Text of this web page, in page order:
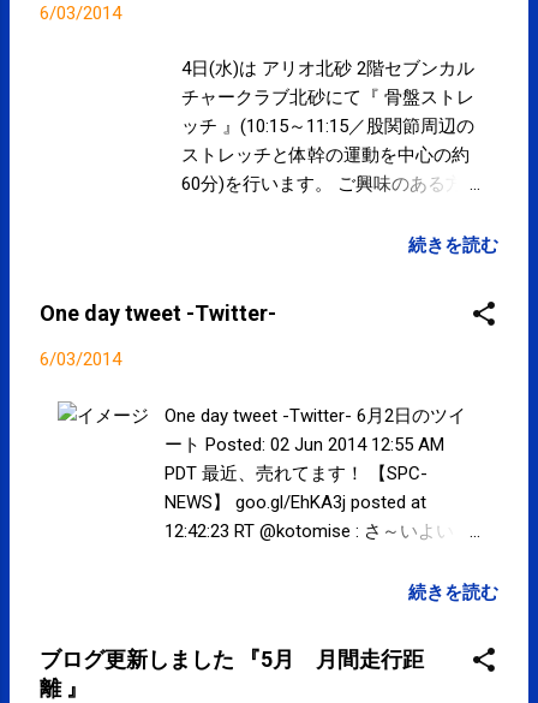
6/03/2014
4日(水)は アリオ北砂 2階セブンカル
チャークラブ北砂にて『 骨盤ストレ
ッチ 』(10:15～11:15／股関節周辺の
ストレッチと体幹の運動を中心の約
60分)を行います。 ご興味のある方
ホームページ にてご確認下さい。 な
る女性のためのケア 』(事前完全予
約制)となります。 通常業務は休み
外は通常通りの営業です。 営業予定
≫ 定期的・集中的な通院には こちら
。 SPCstyle-club » 夏バテ予防にも！
アミノバイタル プロ 好評発売
中！！ SPCstyle-store(Yahoo! スト
続きを読む
One day tweet -Twitter-
6/03/2014
One day tweet -Twitter- 6月2日のツイ
ート Posted: 02 Jun 2014 12:55 AM
PDT 最近、売れてます！ 【SPC-
NEWS】 goo.gl/EhKA3j posted at
12:42:23 RT @kotomise : さ～いよい
タートしました江東区の新規事業「こ
魅力発掘発信事業」と申します。 「江
東区」の「お店」、略して「こと-み
続きを読む
ブログ更新しました 『5月 月間走行距
離 』